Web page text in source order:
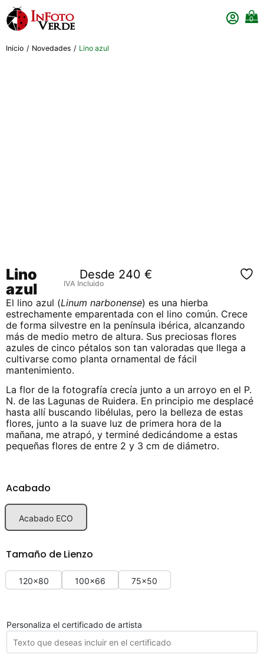
0
Inicio / Novedades / Lino azul
Lino
azul
Desde 240€
IVA Incluido
El lino azul (Linum narbonense) es una hierba
estrechamente emparentada con el lino común. Crece
de forma silvestre en la península ibérica, alcanzando
más de medio metro de altura. Sus preciosas flores
azules de cinco pétalos son tan valoradas que llega a
cultivarse como planta ornamental de fácil
mantenimiento.
La flor de la fotografía crecía junto a un arroyo en el P.
N. de las Lagunas de Ruidera. En principio me desplacé
hasta allí buscando libélulas, pero la belleza de estas
flores, junto a la suave luz de primera hora de la
mañana, me atrapó, y terminé dedicándome a estas
pequeñas flores de entre 2 y 3 cm de diámetro.
Acabado
Acabado ECO
Tamaño de Lienzo
120x80 100x66 75x50
Personaliza el certificado de artista